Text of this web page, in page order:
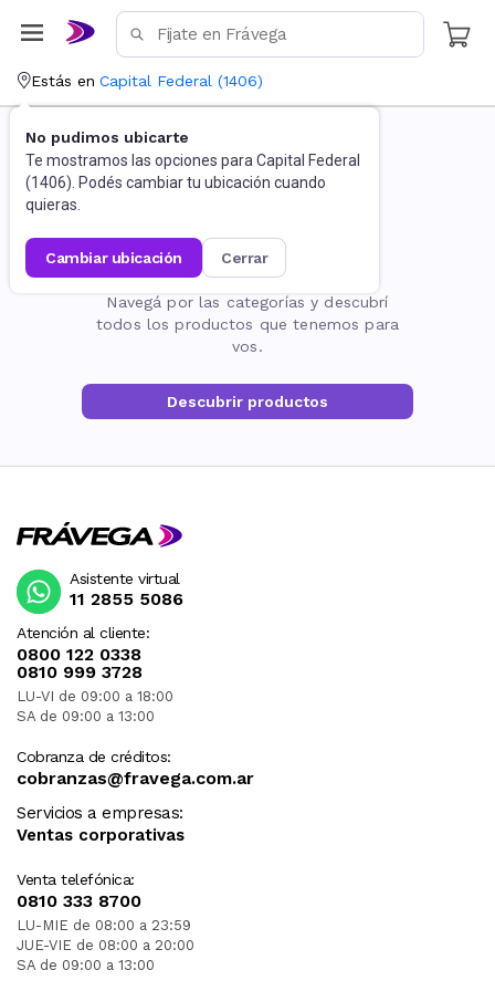
Estás en Capital Federal (1406)
No pudimos ubicarte
Te mostramos las opciones para Capital Federal
(1406). Podés cambiar tu ubicación cuando
quieras.
cambiar ubicación cerrar
La página no existe
Navegá por las categorías y descubrí
todos los productos que tenemos para
vos.
Descubrir productos
Atención al cliente:
0800 122 0338
0810 999 3728
LU-VI de 09:00 a 18:00
SA de 09:00 a 13:00
Cobranza de créditos:
cobranzas@fravega.com.ar
Servicios a empresas:
Ventas corporativas
Venta telefónica:
0810 333 8700
LU-MIE de 08:00 a 23:59
JUE-VIE de 08:00 a 20:00
SA de 09:00 a 13:00
Asistente virtual
11 2855 5086